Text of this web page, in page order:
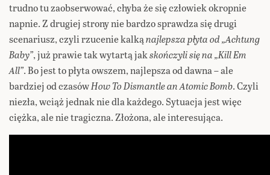
trudno tu zaobserwować, chyba że się człowiek okropnie
napnie. Z drugiej strony nie bardzo sprawdza się drugi
scenariusz, czyli rzucenie kalkąnajlepsza płyta od „Achtung
Baby”, już prawie tak wytartą jakskończyli się na „Kill Em
All”. Bo jest to płyta owszem, najlepsza od dawna – ale
bardziej od czasówHow To Dismantle an Atomic Bomb. Czyli
niezła, wciąż jednak nie dla każdego. Sytuacja jest więc
ciężka, ale nie tragiczna. Złożona, ale interesująca.